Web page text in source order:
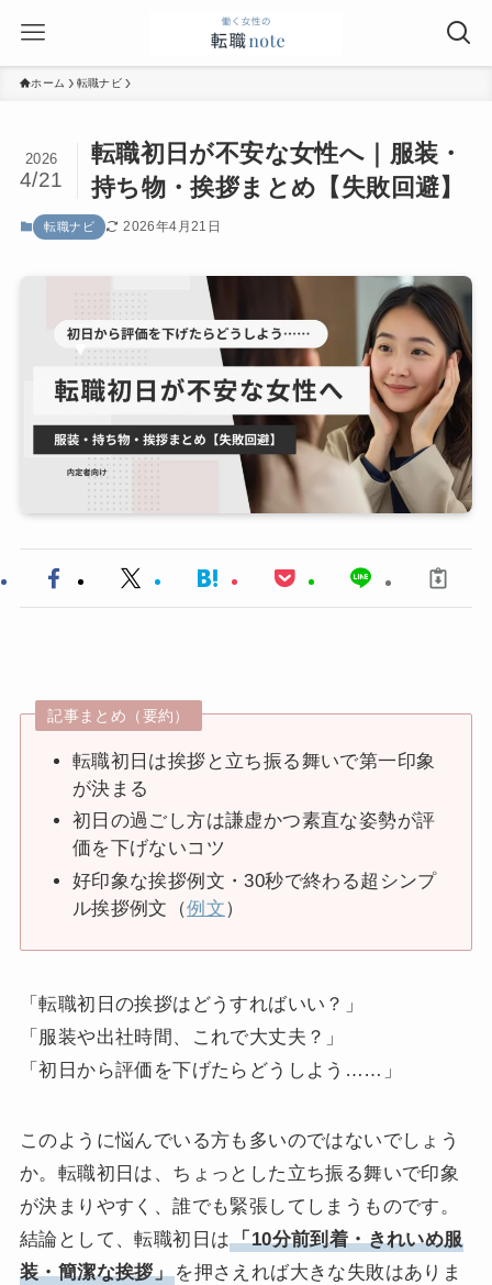
ホーム 転職ナビ
転職初日が不安な女性へ｜服装・
持ち物・挨拶まとめ【失敗回避】
2026
4/21
転職ナビ 2026年4月21日
記事まとめ（要約）
転職初日は挨拶と立ち振る舞いで第一印象
が決まる
初日の過ごし方は謙虚かつ素直な姿勢が評
価を下げないコツ
好印象な挨拶例文・30秒で終わる超シンプ
ル挨拶例文（例文）
「転職初日の挨拶はどうすればいい？」
「服装や出社時間、これで大丈夫？」
「初日から評価を下げたらどうしよう……」
このように悩んでいる方も多いのではないでしょう
か。転職初日は、ちょっとした立ち振る舞いで印象
が決まりやすく、誰でも緊張してしまうものです。
結論として、転職初日は「10分前到着・きれいめ服
装・簡潔な挨拶」 を押さえれば大きな失敗はありま